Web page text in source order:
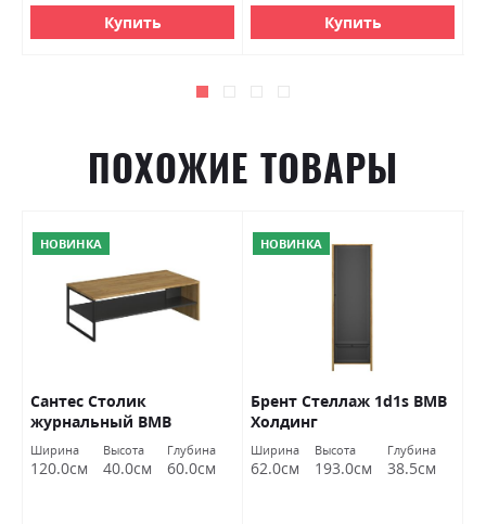
Купить Купить
ПОХОЖИЕ ТОВАРЫ
НОВИНКА
Сантес Столик
журнальный ВМВ
Холдинг
Ширина
120.0см
Высота
40.0см
Глубина
60.0см
НОВИНКА
Брент Стеллаж 1d1s ВМВ
Холдинг
Ширина
62.0см
Высота
193.0см
Глубина
38.5см